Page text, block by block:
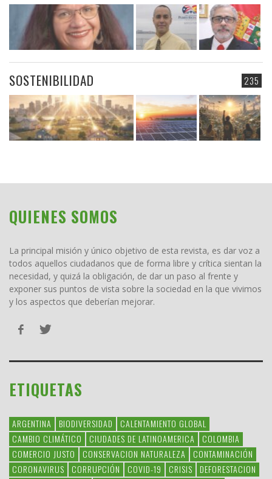
235
SOSTENIBILIDAD
QUIENES SOMOS
La principal misión y único objetivo de esta revista, es dar voz a
todos aquellos ciudadanos que de forma libre y crítica sientan la
necesidad, y quizá la obligación, de dar un paso al frente y
exponer sus puntos de vista sobre la sociedad en la que vivimos
y los aspectos que deberían mejorar.
ETIQUETAS
ARGENTINA BIODIVERSIDAD
CALENTAMIENTO GLOBAL
CAMBIO CLIMÁTICO
CIUDADES DE LATINOAMERICA
COLOMBIA
COMERCIO JUSTO
CONSERVACION NATURALEZA
CONTAMINACIÓN
CORONAVIRUS
CORRUPCIÓN COVID-19 CRISIS
DEFORESTACION